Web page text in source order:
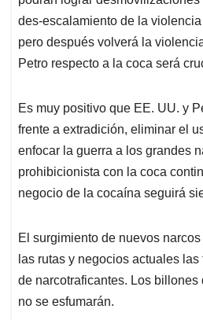
des-escalamiento de la
pero después volverá la
Petro respecto a la coca será
Es muy positivo que EE. UU. y
frente a extradición, eliminar el
enfocar la guerra a los grandes
prohibicionista con la coca
negocio de la cocaína seguirá
El surgimiento de nuevos
las rutas y negocios actuales
de narcotraficantes. Los
no se esfumarán.